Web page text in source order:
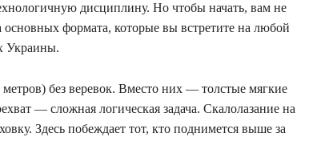
дисциплину. Но чтобы начать, вам не
формата, которые вы встретите на любой
Украины.
без веревок. Вместо них — толстые мягкие
— сложная логическая задача. Скалолазание на
Здесь побеждает тот, кто поднимется выше за